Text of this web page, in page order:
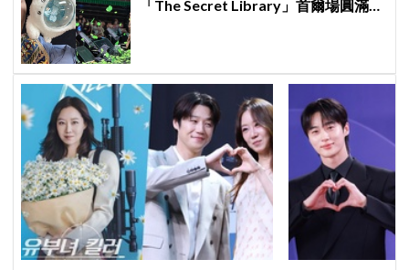
「The Secret Library」首爾場圓滿結